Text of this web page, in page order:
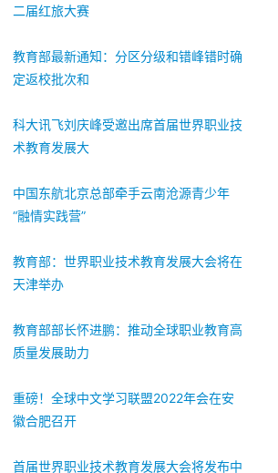
二届红旅大赛
教育部最新通知：分区分级和错峰错时确
定返校批次和
科大讯飞刘庆峰受邀出席首届世界职业技
术教育发展大
中国东航北京总部牵手云南沧源青少年
“融情实践营”
教育部：世界职业技术教育发展大会将在
天津举办
教育部部长怀进鹏：推动全球职业教育高
质量发展助力
重磅！全球中文学习联盟2022年会在安
徽合肥召开
首届世界职业技术教育发展大会将发布中